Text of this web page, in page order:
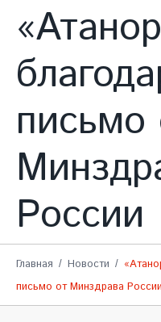
письмо
России
Главная Новости
письмо от Минздрава России